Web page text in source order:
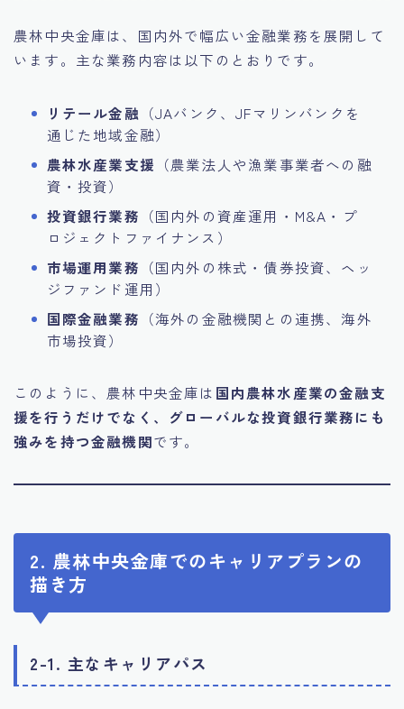
農林中央金庫は、国内外で幅広い金融業務を展開して
います。主な業務内容は以下のとおりです。
リテール金融 （JAバンク、JFマリンバンクを
通じた地域金融）
農林水産業支援 （農業法人や漁業事業者への融
資・投資）
投資銀行業務 （国内外の資産運用・M&A・プ
ロジェクトファイナンス）
市場運用業務 （国内外の株式・債券投資、ヘッ
ジファンド運用）
国際金融業務 （海外の金融機関との連携、海外
市場投資）
このように、農林中央金庫は 国内農林水産業の金融支
援を行うだけでなく、グローバルな投資銀行業務にも
強みを持つ金融機関です。
2. 農林中央金庫でのキャリアプランの
描き方
2-1. 主なキャリアパス